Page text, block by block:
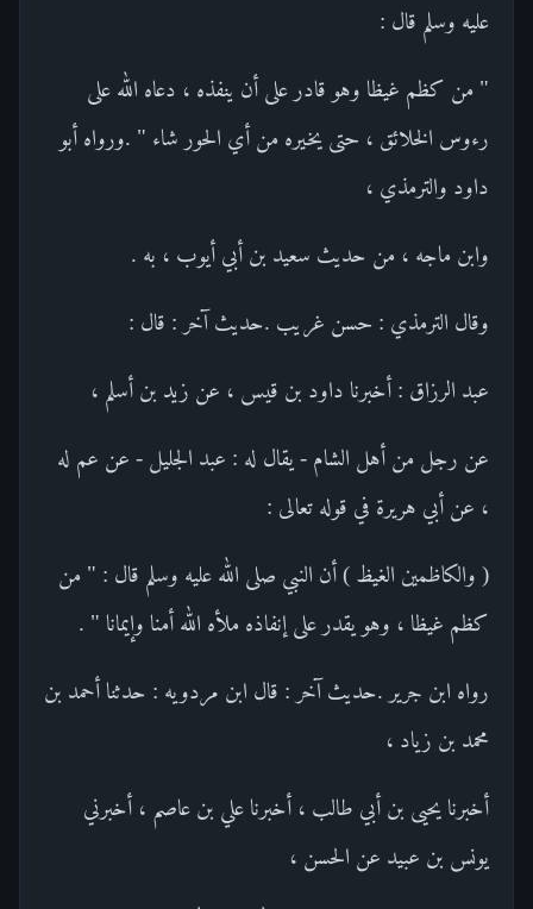
عليه وسلم قال :
" من كظم غيظا وهو قادر على أن ينفذه ، دعاه الله على
رءوس الخلائق ، حتى يخيره من أي الحور شاء " .ورواه أبو
داود والترمذي ،
وابن ماجه ، من حديث سعيد بن أبي أيوب ، به .
وقال الترمذي : حسن غريب .حديث آخر : قال :
عبد الرزاق : أخبرنا داود بن قيس ، عن زيد بن أسلم ،
عن رجل من أهل الشام - يقال له : عبد الجليل - عن عم له
، عن أبي هريرة في قوله تعالى :
( والكاظمين الغيظ ) أن النبي صلى الله عليه وسلم قال : " من
كظم غيظا ، وهو يقدر على إنفاذه ملأه الله أمنا وإيمانا " .
رواه ابن جرير .حديث آخر : قال ابن مردويه : حدثنا أحمد بن
محمد بن زياد ،
أخبرنا يحيى بن أبي طالب ، أخبرنا علي بن عاصم ، أخبرني
يونس بن عبيد عن الحسن ،